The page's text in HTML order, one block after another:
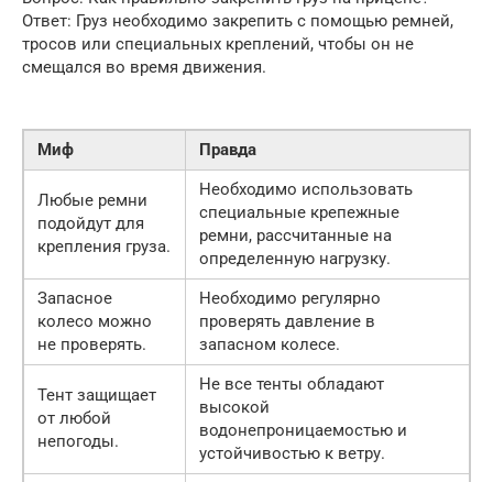
Ответ: Груз необходимо закрепить с помощью ремней,
тросов или специальных креплений, чтобы он не
смещался во время движения.
Миф Правда
Любые ремни
подойдут для
крепления груза.
Необходимо использовать
специальные крепежные
ремни, рассчитанные на
определенную нагрузку.
Запасное
колесо можно
не проверять.
Необходимо регулярно
проверять давление в
запасном колесе.
Тент защищает
от любой
непогоды.
Не все тенты обладают
высокой
водонепроницаемостью и
устойчивостью к ветру.